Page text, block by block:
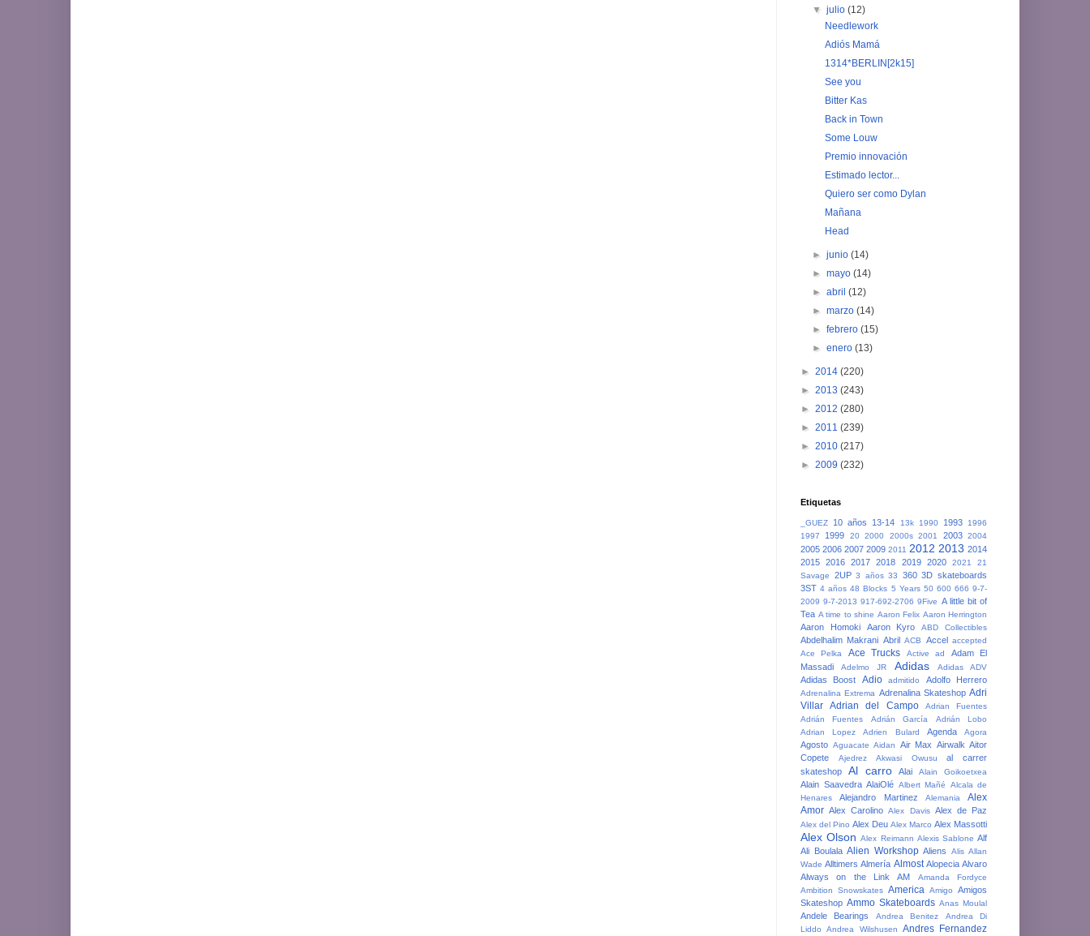
▼julio(12)
Needlework
Adiós Mamá
1314*BERLIN[2k15]
See you
Bitter Kas
Back in Town
Some Louw
Premio innovación
Estimado lector...
Quiero ser como Dylan
Mañana
Head
►junio(14)
►mayo(14)
►abril(12)
►marzo(14)
►febrero(15)
►enero(13)
► 2014 (220)
► 2013 (243)
► 2012 (280)
► 2011 (239)
► 2010 (217)
► 2009 (232)
Etiquetas
_GUEZ 10 años 13-14 13k 1990 1993
1996
1997
1999 20 2000 2000s 2001 2003 2004
2005 2006 2007 2009 2011 2012 2013 2014
2015 2016 2017 2018 2019 2020 2021
21
Savage
2UP 3 años 33 360 3D skateboards
3ST 4 años 48 Blocks 5 Years 50 600 666 9-7-
2009 9-7-2013 917-692-2706 9Five A little bit of
Tea A time to shine Aaron Felix Aaron Herrington
Aaron Homoki Aaron Kyro ABD Collectibles
Abdelhalim Makrani Abril ACB Accel accepted
Ace Pelka
Ace Trucks Active ad
Adam El
Massadi
Adelmo JR Adidas Adidas ADV
Adidas Boost Adio admitido Adolfo Herrero
Adrenalina Extrema Adrenalina Skateshop Adri
Villar Adrian del Campo
Adrian Fuentes
Adrián Fuentes
Adrián García
Adrián Lobo
Adrian Lopez
Adrien Bulard Agenda Agora
Agosto Aguacate Aidan Air Max Airwalk Aitor
Copete
Ajedrez Akwasi Owusu
al carrer
skateshop
Al carro Alai Alain Goikoetxea
Alain Saavedra AlaiOlé Albert Mañé
Alcala de
Henares
Alejandro Martinez Alemania
Alex
Amor Alex Carolino Alex Davis Alex de Paz
Alex del Pino Alex Deu Alex Marco Alex Massotti
Alex Olson Alex Reimann Alexis Sablone Alf
Ali Boulala Alien Workshop Aliens Alis Allan
Wade Alltimers Almería Almost Alopecia Alvaro
Always on the Link
AM
Amanda Fordyce
Ambition Snowskates America Amigo
Amigos
Skateshop Ammo Skateboards Anas Moulal
Andele Bearings Andrea Benitez
Andrea Di
Liddo
Andrea Wilshusen Andres Fernandez